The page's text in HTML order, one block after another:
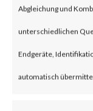
Abgleichung und
unterschiedlichen
Endgeräte,
automatisch
This is
proof-of-
publicly
20887,